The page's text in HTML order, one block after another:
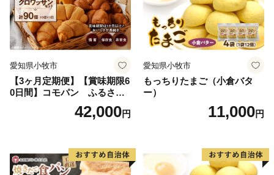
愛知県小牧市
【3ヶ月定期便】【賞味期限6
0日間】コモパン ふるさと
クロワッサンセット（計90
個）／災害用備蓄 保存食 非
42,000円
愛知県小牧市
もっちりたまご（小倉バタ
ー）
11,000円